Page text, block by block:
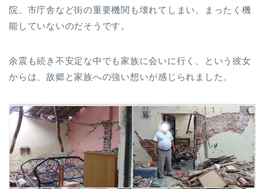
院、市庁舎など街の重要機関も壊れてしまい、まったく機
能していないのだそうです。
余震も続き不安定な中でも家族に会いに行く、という彼女
からは、故郷と家族への強い想いが感じられました。